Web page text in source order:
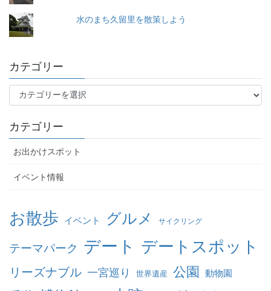
水のまち久留里を散策しよう
カテゴリー
テ
リ
ー
カテゴリー
お出かけスポット
イベント情報
お散歩 イベント グルメ サイクリング
テーマパーク デート デートスポット
リーズナブル 一宮巡り 世界遺産 公園 動物園